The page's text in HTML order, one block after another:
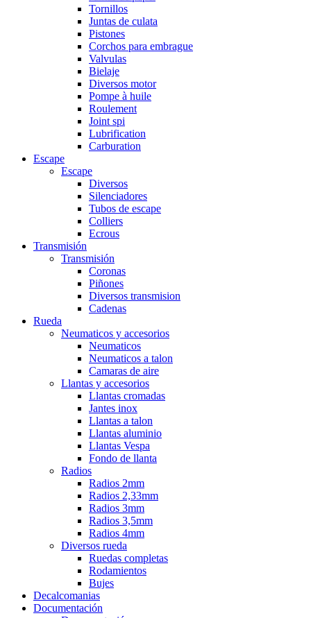
Tornillos
Juntas de culata
Pistones
Corchos para embrague
Valvulas
Bielaje
Diversos motor
Pompe à huile
Roulement
Joint spi
Lubrification
Carburation
Escape
Escape
Diversos
Silenciadores
Tubos de escape
Colliers
Ecrous
Transmisión
Transmisión
Coronas
Piñones
Diversos transmision
Cadenas
Rueda
Neumaticos y accesorios
Neumaticos
Neumaticos a talon
Camaras de aire
Llantas y accesorios
Llantas cromadas
Jantes inox
Llantas a talon
Llantas aluminio
Llantas Vespa
Fondo de llanta
Radios
Radios 2mm
Radios 2,33mm
Radios 3mm
Radios 3,5mm
Radios 4mm
Diversos rueda
Ruedas completas
Rodamientos
Bujes
Decalcomanias
Documentación